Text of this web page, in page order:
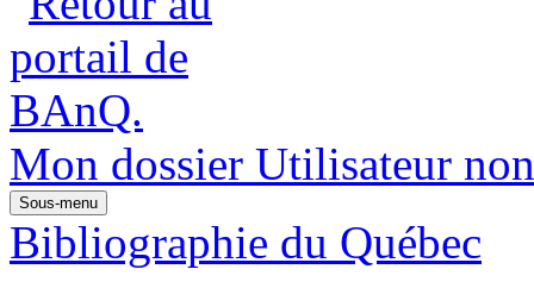
Mon dossier Utilisateur
Sous-menu
Bibliographie du Québec